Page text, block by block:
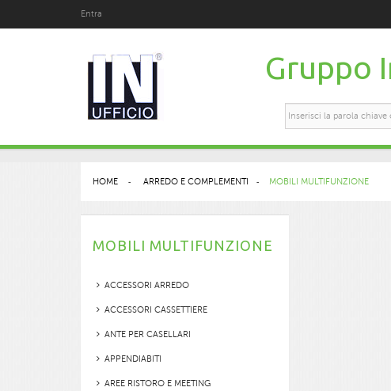
Entra
Gruppo
HOME > ARREDO E COMPLEMENTI > MOBILI MULTIFUNZIONE
MOBILI MULTIFUNZIONE
ACCESSORI ARREDO
ACCESSORI CASSETTIERE
ANTE PER CASELLARI
APPENDIABITI
AREE RISTORO E MEETING